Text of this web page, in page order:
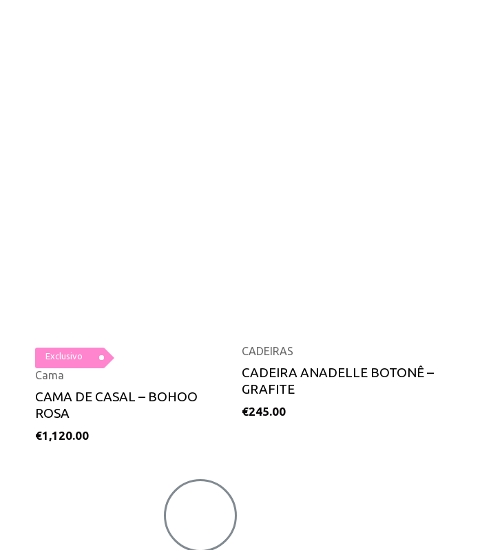
Exclusivo
Cama
CAMA DE CASAL – BOHOO
ROSA
€1,120.00
CADEIRAS
CADEIRA ANADELLE BOTONÊ –
GRAFITE
€245.00